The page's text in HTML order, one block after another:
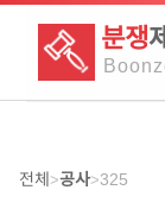
분쟁
Boon
전체>공사>325